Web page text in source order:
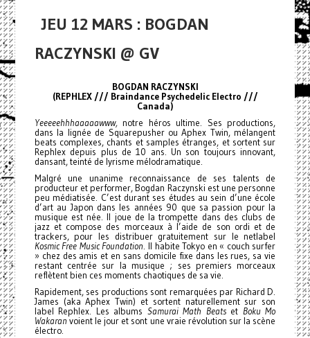
JEU 12 MARS : BOGDAN
RACZYNSKI @ GV
BOGDAN RACZYNSKI
(REPHLEX /// Braindance Psychedelic Electro ///
Canada)
Yeeeeehhhaaaaawww,notre héros ultime. Ses productions,
dans la lignée de Squarepusher ou Aphex Twin, mélangent
beats complexes, chants et samples étranges, et sortent sur
Rephlex depuis plus de 10 ans. Un son toujours innovant,
dansant, teinté de lyrisme mélodramatique.
Malgré une unanime reconnaissance de ses talents de
producteur et performer, Bogdan Raczynski est une personne
peu médiatisée. C’est durant ses études au sein d’une école
d’art au Japon dans les années 90 que sa passion pour la
musique est née. Il joue de la trompette dans des clubs de
jazz et compose des morceaux à l’aide de son ordi et de
trackers, pour les distribuer gratuitement sur le netlabel
Kosmic Free Music Foundation. Il habite Tokyo en « couch surfer
» chez des amis et en sans domicile fixe dans les rues, sa vie
restant centrée sur la musique ; ses premiers morceaux
reflètent bien ces moments chaotiques de sa vie.
Rapidement, ses productions sont remarquées par Richard D.
James (aka Aphex Twin) et sortent naturellement sur son
label Rephlex. Les albums Samurai Math Beatset Boku Mo
Wakaran voient le jour et sont une vraie révolution sur la scène
électro.